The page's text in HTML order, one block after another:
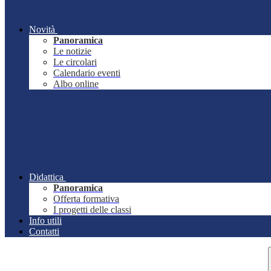
Novità
Panoramica
Le notizie
Le circolari
Calendario eventi
Albo online
Didattica
Panoramica
Offerta formativa
I progetti delle classi
Info utili
Contatti